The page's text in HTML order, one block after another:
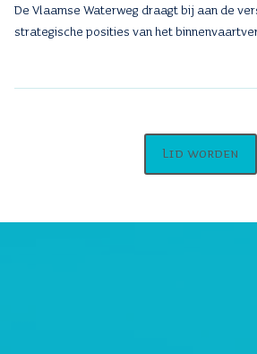
De Vlaamse Waterweg draagt bij aan de
strategische posities van het
Lid worden